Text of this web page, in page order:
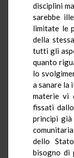
disciplini
sarebbe
limitate le
della
tutti gli
quanto
lo
a sanare la
materie vi
fissati
principi
dello
bisogno di